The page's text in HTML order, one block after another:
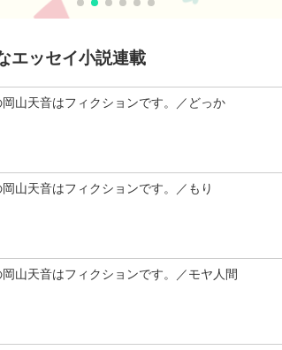
エッセイ小説連載
岡山天音はフィクションです。／どっか
岡山天音はフィクションです。／もり
岡山天音はフィクションです。／モヤ人間